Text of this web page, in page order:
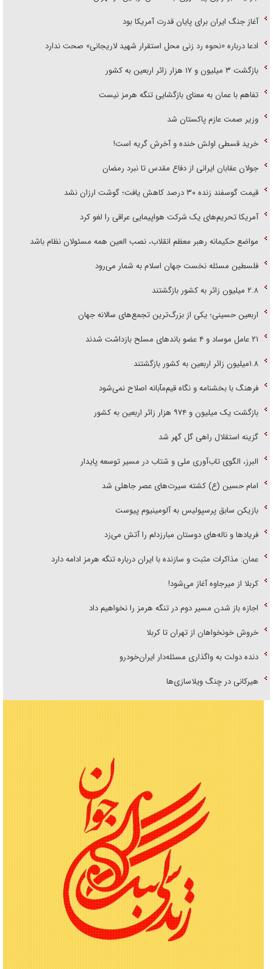
آغاز جنگ ایران برای پایان قدرت آمریکا بود
ادعا درباره «نحوه رد زنی محل استقرار شهید لاریجانی» صحت ندارد
بازگشت ۳ میلیون و ۱۷ هزار زائر اربعین به کشور
تفاهم با عمان به معنای بازگشایی تنگه هرمز نیست
وزیر صمت عازم پاکستان شد
خرید قسطی اولش خنده و آخرش گریه است!
جولان عقابان ایرانی از دفاع مقدس تا نبرد رمضان
قیمت گوسفند زنده ۳۰ درصد کاهش یافت؛ گوشت ارزان نشد
آمریکا تحریم‌های یک شرکت هواپیمایی عراقی را لغو کرد
مواضع حکیمانه رهبر معظم انقلاب، نصب العین همه مسئولان نظام باشد
فلسطین مسئله نخست جهان اسلام به شمار می‌رود
۲.۸ میلیون زائر به کشور بازگشتند
اربعین حسینی؛ یکی از بزرگ‌ترین تجمع‌های سالانه جهان
۲۱ عامل موساد و ۴ عضو باند‌های مسلح بازداشت شدند
۱.۸میلیون زائر اربعین به کشور بازگشتند
فرهنگ با بخشنامه و نگاه قیم‌مآبانه اصلاح نمی‌شود
بازگشت یک میلیون و ۹۷۴ هزار زائر اربعین به کشور
گزینه استقلال راهی گل گهر شد
البرز، الگوی تاب‌آوری ملی و شتاب در مسیر توسعه پایدار
امام حسین (ع) کشته سیرت‌های عصر جاهلی شد
بازیکن سابق پرسپولیس به آلومینیوم پیوست
فریاد‌ها و ناله‌های دوستان مبارزدلم را آتش می‌زد
عمان: مذاکرات مثبت و سازنده با ایران درباره تنگه هرمز ادامه دارد
کربلا از میرجاوه آغاز می‌شود!
اجازه باز شدن مسیر دوم در تنگه هرمز را نخواهیم داد
خروش خونخواهان از تهران تا کربلا
دنده دولت به واگذاری مسئله‌دار ایران‌خودرو
هیرکانی در چنگ ویلاسازی‌ها